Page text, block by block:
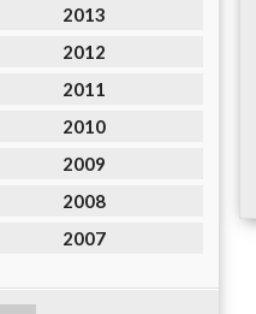
2013
2012
2011
2010
2009
2008
2007